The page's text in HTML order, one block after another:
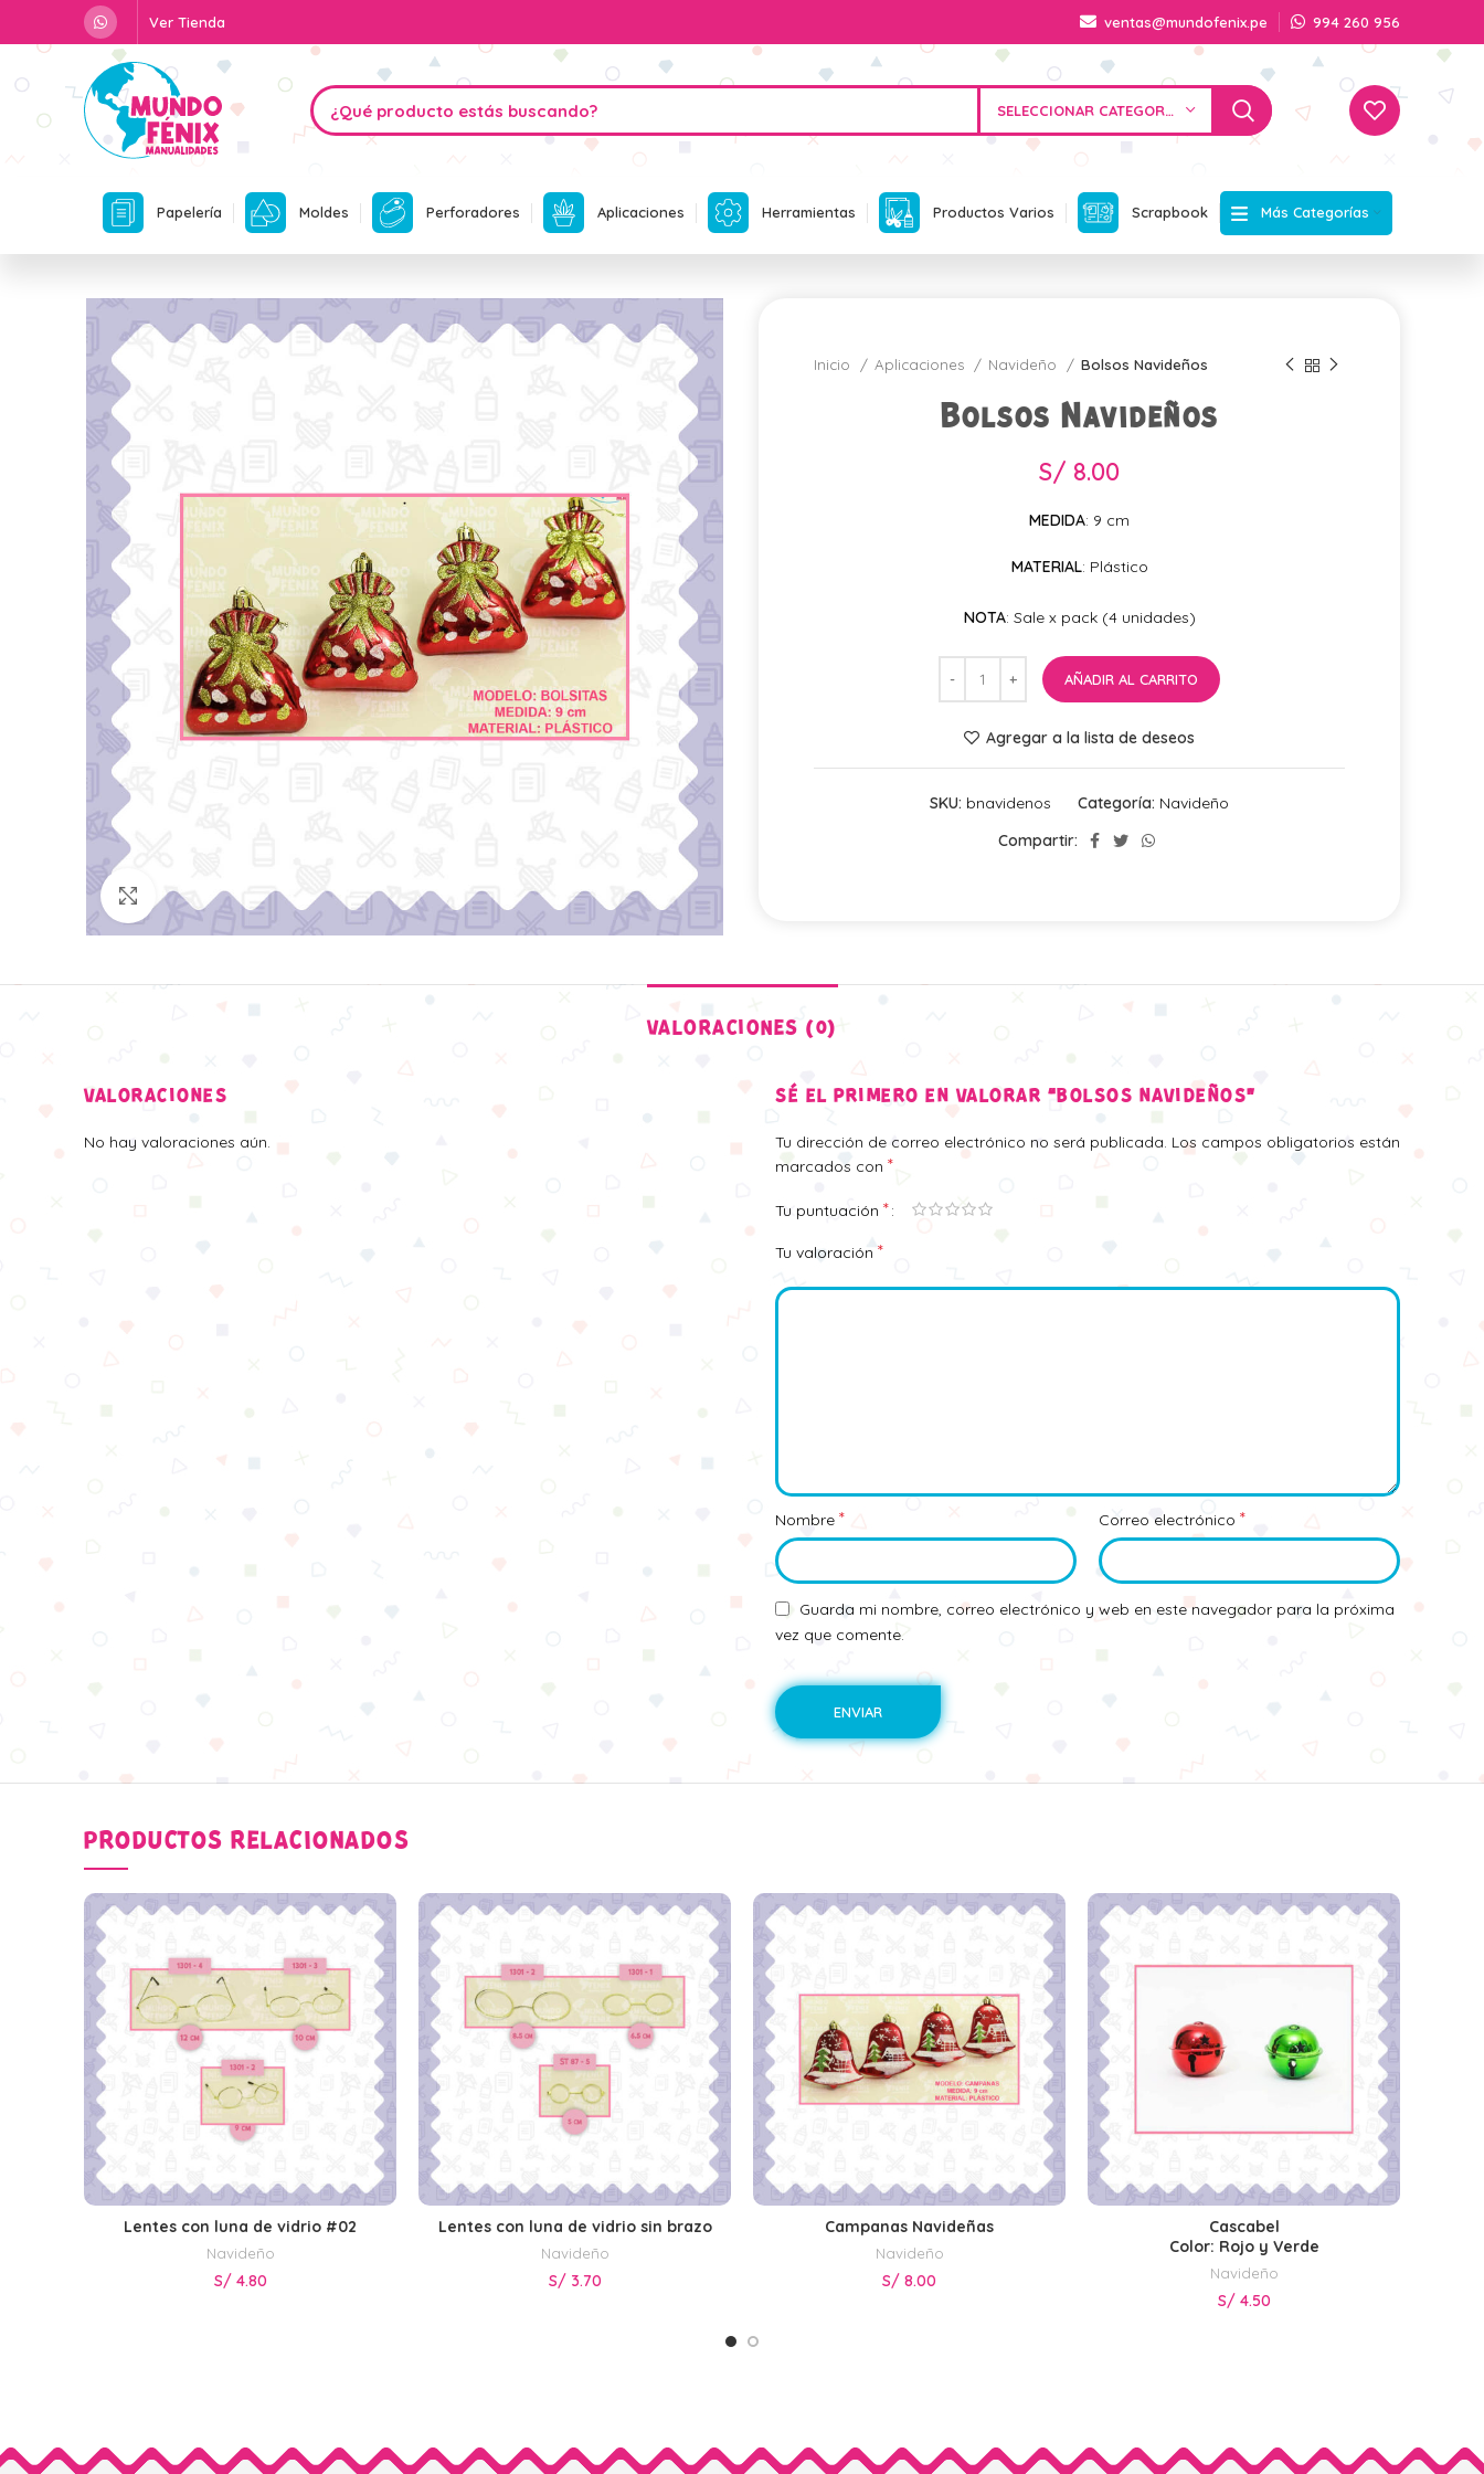
Ver Tienda ventas@mundofenix.pe 994 260 956
SELECCIONAR CATEGORÍA
Papelería Moldes Perforadores Aplicaciones Herramientas Productos Varios Scrapbook Más Categorías
Click para agrandar
Inicio Aplicaciones Navideño Bolsos Navideños
Bolsos Navideños
S/ 8.00
MEDIDA: 9 cm
MATERIAL: Plástico
NOTA: Sale x pack (4 unidades)
AÑADIR AL CARRITO
Agregar a la lista de deseos
SKU: bnavidenos Categoría: Navideño
Compartir:
VALORACIONES (0)
VALORACIONES
No hay valoraciones aún.
SÉ EL PRIMERO EN VALORAR “BOLSOS NAVIDEÑOS”
Tu dirección de correo electrónico no será publicada. Los campos obligatorios están
marcados con *
Tu puntuación *
Tu valoración *
Nombre * Correo electrónico *
Guarda mi nombre, correo electrónico y web en este navegador para la próxima
vez que comente.
PRODUCTOS RELACIONADOS
SELECCIONAR OPCIONES
Lentes con luna de vidrio #02
Navideño
S/ 4.80
SELECCIONAR OPCIONES
Lentes con luna de vidrio sin brazo
Navideño
S/ 3.70
AÑADIR AL CARRITO
Campanas Navideñas
Navideño
S/ 8.00
SELECCIONAR OPCIONES
Cascabel
Color: Rojo y Verde
Navideño
S/ 4.50